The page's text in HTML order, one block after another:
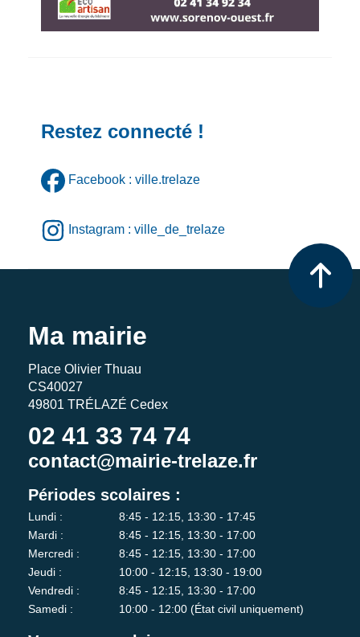
Restez connecté !
Facebook : ville.trelaze
Instagram : ville_de_trelaze
Ma mairie
Place Olivier Thuau
CS40027
49801 TRÉLAZÉ Cedex
02 41 33 74 74
contact@mairie-trelaze.fr
Périodes scolaires :
Lundi :
8:45 - 12:15, 13:30 - 17:45
Mardi :
8:45 - 12:15, 13:30 - 17:00
Mercredi :
8:45 - 12:15, 13:30 - 17:00
Jeudi :
10:00 - 12:15, 13:30 - 19:00
Vendredi :
8:45 - 12:15, 13:30 - 17:00
Samedi :
10:00 - 12:00 (État civil uniquement)